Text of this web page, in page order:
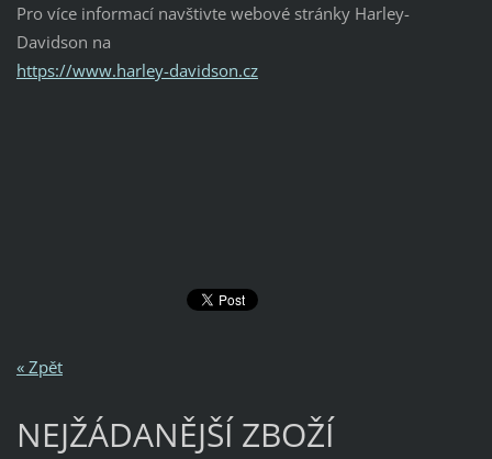
Pro více informací navštivte webové stránky Harley-
Davidson na
https://www.harley-davidson.cz
« Zpět
NEJŽÁDANĚJŠÍ ZBOŽÍ